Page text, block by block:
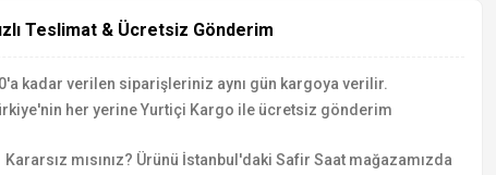
Teslimat & Ücretsiz Gönderim
kadar verilen siparişleriniz aynı gün kargoya verilir.
her yerine Yurtiçi Kargo ile ücretsiz gönderim
Kararsız mısınız? Ürünü İstanbul'daki Safir Saat mağazamızda